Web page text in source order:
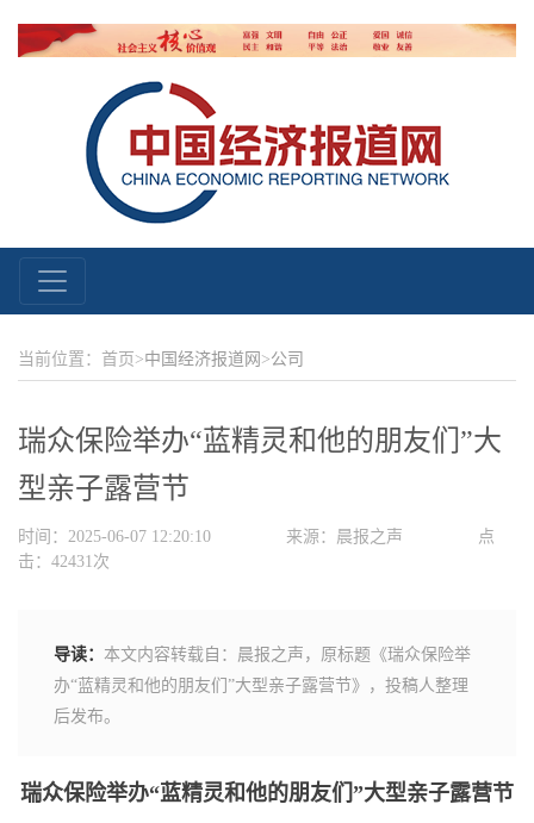
当前位置：首页>中国经济报道网 >公司
瑞众保险举办“蓝精灵和他的朋友们”大
型亲子露营节
时间：2025-06-07 12:20:10 来源：晨报之声
点
击：42431次
导读： 本文内容转载自：晨报之声，原标题《瑞众保险举
办“蓝精灵和他的朋友们”大型亲子露营节》，投稿人整理
后发布。
瑞众保险举办“蓝精灵和他的朋友们”大型亲子露营节